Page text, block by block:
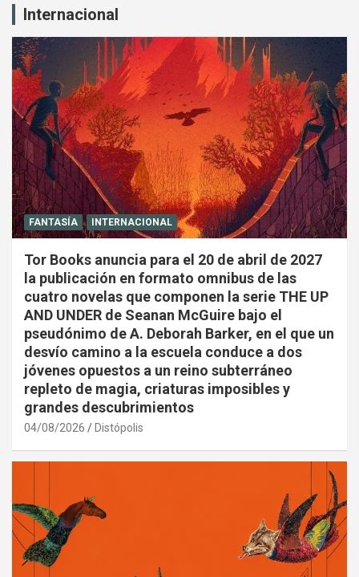
Internacional
FANTASÍA INTERNACIONAL
Tor Books anuncia para el 20 de abril de 2027
la publicación en formato omnibus de las
cuatro novelas que componen la serie THE UP
AND UNDER de Seanan McGuire bajo el
pseudónimo de A. Deborah Barker, en el que un
desvío camino a la escuela conduce a dos
jóvenes opuestos a un reino subterráneo
repleto de magia, criaturas imposibles y
grandes descubrimientos
04/08/2026 Distópolis